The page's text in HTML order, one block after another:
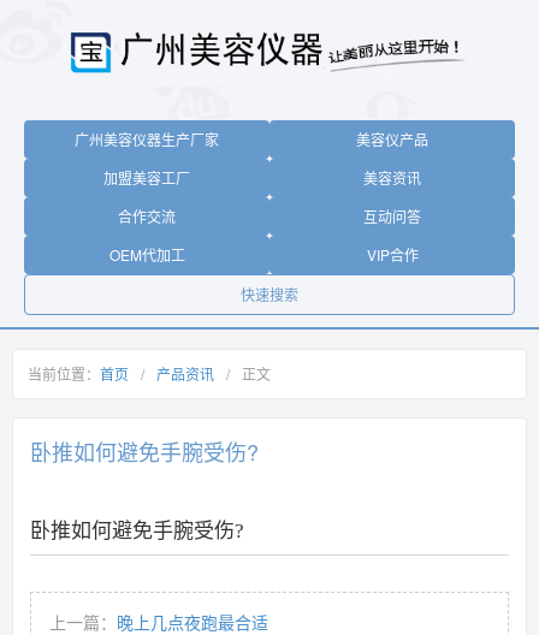
广州美容仪器生产厂家
美容仪产品
加盟美容工厂
美容资讯
合作交流
互动问答
OEM代加工
VIP合作
快速搜索
当前位置： 首页 / 产品资讯 / 正文
卧推如何避免手腕受伤?
卧推如何避免手腕受伤?
上一篇： 晚上几点夜跑最合适